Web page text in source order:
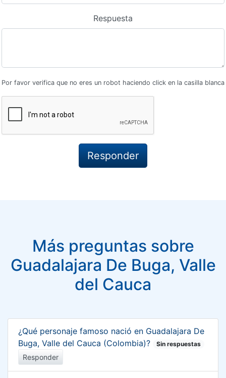
Respuesta
Por favor verifica que no eres un robot haciendo click en la casilla blanca
Más preguntas sobre
Guadalajara De Buga, Valle
del Cauca
¿Qué personaje famoso nació en Guadalajara De
Buga, Valle del Cauca (Colombia)?
Sin respuestas
Responder